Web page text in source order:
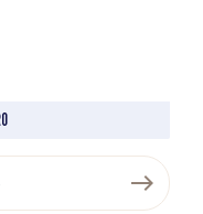
east